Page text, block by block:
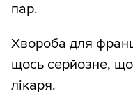
пар.
Хвороба для
щось серйозне,
лікаря.